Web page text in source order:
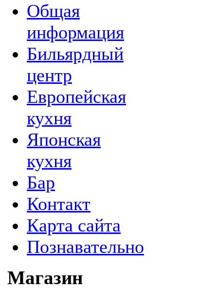
Общая
информация
Бильярдный
центр
Европейская
кухня
Японская
кухня
Бар
Контакт
Карта сайта
Познавательно
Магазин